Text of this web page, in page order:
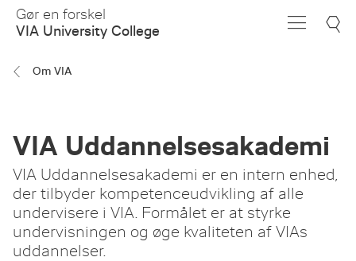
Skip
Main
Gør en forskel
VIA University College
Om VIA
VIA Uddannelsesakademi
VIA Uddannelsesakademi er en intern enhed,
der tilbyder kompetenceudvikling af alle
undervisere i VIA. Formålet er at styrke
undervisningen og øge kvaliteten af VIAs
uddannelser.